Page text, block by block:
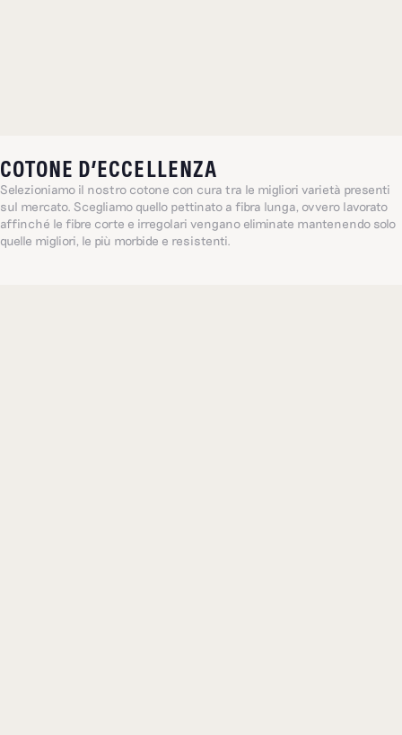
COTONE D’ECCELLENZA
Selezioniamo il nostro cotone con cura tra le migliori varietà presenti
sul mercato. Scegliamo quello pettinato a fibra lunga, ovvero lavorato
affinché le fibre corte e irregolari vengano eliminate mantenendo solo
quelle migliori, le più morbide e resistenti.